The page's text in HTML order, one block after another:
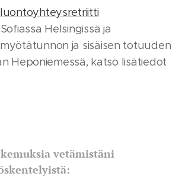
luontoyhteysretriitti
Helsingissä ja
ja sisäisen totuuden
Heponiemessä, katso lisätiedot
vetämistäni